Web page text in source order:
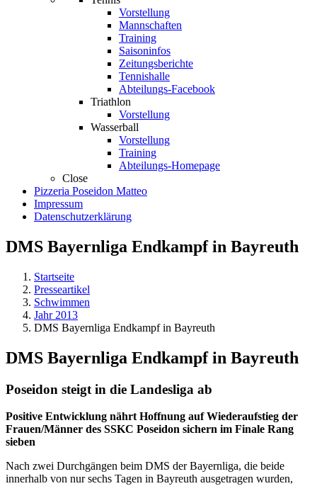
Vorstellung
Mannschaften
Training
Saisoninfos
Zeitungsberichte
Tennishalle
Abteilungs-Facebook
Triathlon
Vorstellung
Wasserball
Vorstellung
Training
Abteilungs-Homepage
Close
Pizzeria Poseidon Matteo
Impressum
Datenschutzerklärung
DMS Bayernliga Endkampf in Bayreuth
Startseite
Presseartikel
Schwimmen
Jahr 2013
DMS Bayernliga Endkampf in Bayreuth
DMS Bayernliga Endkampf in Bayreuth
Poseidon steigt in die Landesliga ab
Positive Entwicklung nährt Hoffnung auf Wiederaufstieg der
Frauen/Männer des SSKC Poseidon sichern im Finale Rang
sieben
Nach zwei Durchgängen beim DMS der Bayernliga, die beide
innerhalb von nur sechs Tagen in Bayreuth ausgetragen wurden,